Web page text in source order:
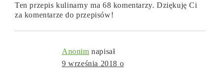
Ten przepis kulinarny ma 68 komentarzy. Dziękuję Ci
za komentarze do przepisów!
Anonim napisał
9 września 2018 o